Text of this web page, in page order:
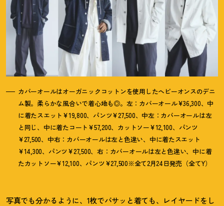
カバーオールはオーガニックコットンを使用したヘビーオンスのデニ
ム製。柔らかな風合いで着心地も◎。左：カバーオール¥36,300、中
に着たスエット¥19,800、パンツ¥27,500、中左：カバーオールは左
と同じ、中に着たコート¥57,200、カットソー¥12,100、パンツ
¥27,500、中右：カバーオールは左と色違い、中に着たスエット
¥14,300、パンツ¥27,500、右：カバーオールは左と色違い、中に着
たカットソー¥12,100、パンツ¥27,500※全て2月24日発売（全てY）
写真でも分かるように、1枚でバサッと着ても、レイヤードをし